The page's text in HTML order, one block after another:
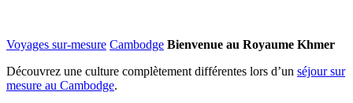
Voyages sur-mesure Cambodge Bienvenue au Royaume Khmer
Découvrez une culture complètement différentes lors d’un séjour sur
mesure au Cambodge.